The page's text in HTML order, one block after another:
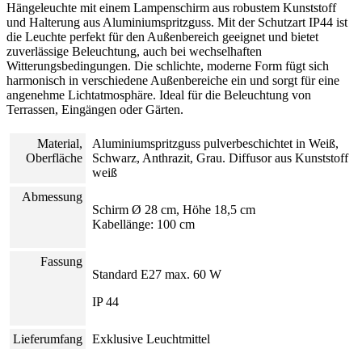
Hängeleuchte mit einem Lampenschirm aus robustem Kunststoff
und Halterung aus Aluminiumspritzguss. Mit der Schutzart IP44 ist
die Leuchte perfekt für den Außenbereich geeignet und bietet
zuverlässige Beleuchtung, auch bei wechselhaften
Witterungsbedingungen. Die schlichte, moderne Form fügt sich
harmonisch in verschiedene Außenbereiche ein und sorgt für eine
angenehme Lichtatmosphäre. Ideal für die Beleuchtung von
Terrassen, Eingängen oder Gärten.
Material,
Oberfläche
Aluminiumspritzguss pulverbeschichtet in Weiß,
Schwarz, Anthrazit, Grau. Diffusor aus Kunststoff
weiß
Abmessung
Schirm Ø 28 cm, Höhe 18,5 cm
Kabellänge: 100 cm
Fassung
Standard E27 max. 60 W
IP 44
Lieferumfang Exklusive Leuchtmittel